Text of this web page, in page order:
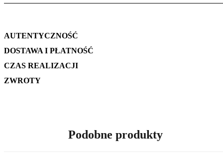
AUTENTYCZNOŚĆ
DOSTAWA I PŁATNOŚĆ
CZAS REALIZACJI
ZWROTY
Podobne produkty